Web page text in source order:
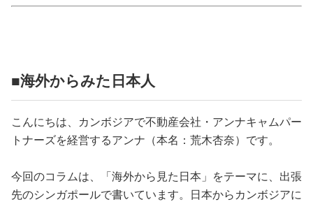
ゲーム
■海外からみた日本人
こんにちは、カンボジアで不動産会社・アンナキャムパー
トナーズを経営するアンナ（本名：荒木杏奈）です。
今回のコラムは、「海外から見た日本」をテーマに、出張
先のシンガポールで書いています。日本からカンボジアに